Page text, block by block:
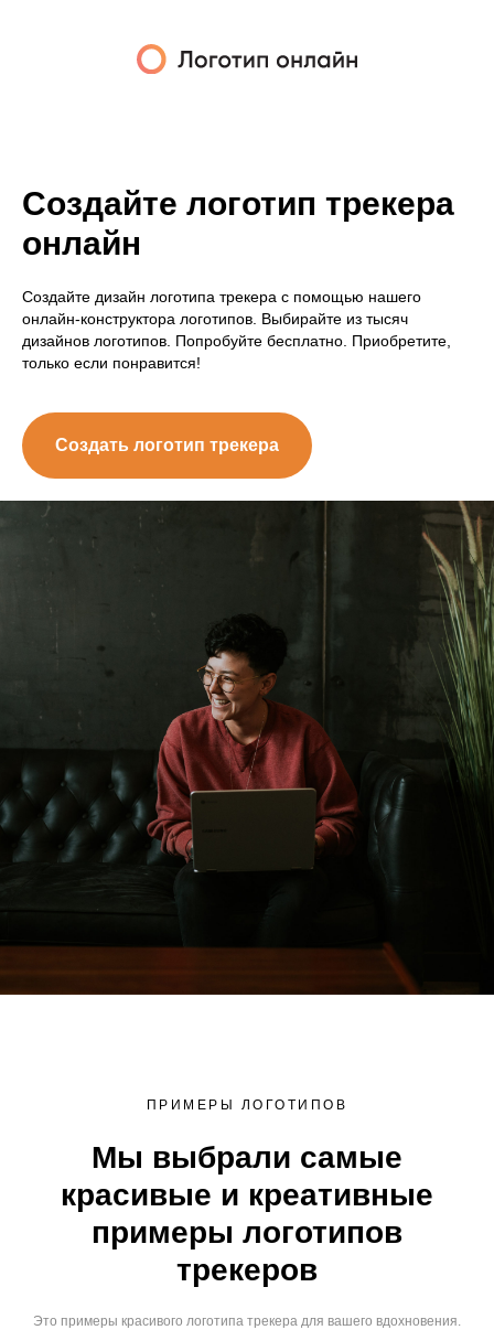
Создайте логотип трекера
онлайн
Создайте дизайн логотипа трекера с помощью нашего
онлайн-конструктора логотипов. Выбирайте из тысяч
дизайнов логотипов. Попробуйте бесплатно. Приобретите,
только если понравится!
Создать логотип трекера
ПРИМЕРЫ ЛОГОТИПОВ
Мы выбрали самые
красивые и креативные
примеры логотипов
трекеров
Это примеры красивого логотипа трекера для вашего вдохновения.